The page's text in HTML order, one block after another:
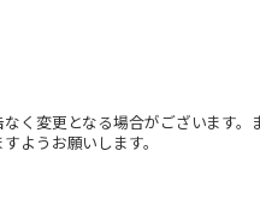
変更となる場合がございます。
ようお願いします。